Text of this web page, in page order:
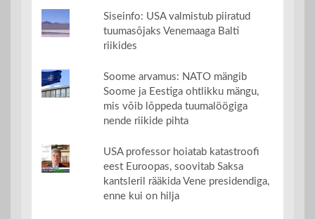
Siseinfo: USA valmistub piiratud
tuumasõjaks Venemaaga Balti
riikides
Soome arvamus: NATO mängib
Soome ja Eestiga ohtlikku mängu,
mis võib lõppeda tuumalöögiga
nende riikide pihta
USA professor hoiatab katastroofi
eest Euroopas, soovitab Saksa
kantsleril rääkida Vene presidendiga,
enne kui on hilja